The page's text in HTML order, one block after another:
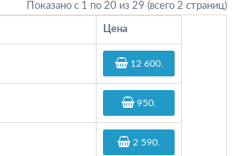
Показано с 1 по 20 из 29 (всего 2 страниц)
Цена
12 600.
950
2 590